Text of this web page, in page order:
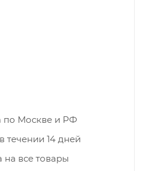
по Москве и РФ
течении 14 дней
на все товары